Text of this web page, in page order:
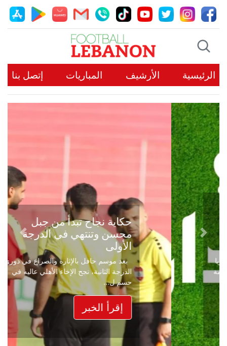
الرئيسية الأرشيف المباريات إتصل بنا
حكاية نجاح تبدأ من جبل
محسن وتنتهي في الدرجة
الأولى
بعد موسم حافل بالإثارة والصراع في دوري
الدرجة الثانية، نجح الإخاء الأهلي عاليه في
حسم ل...
إقرأ الخبر
Previous
Next